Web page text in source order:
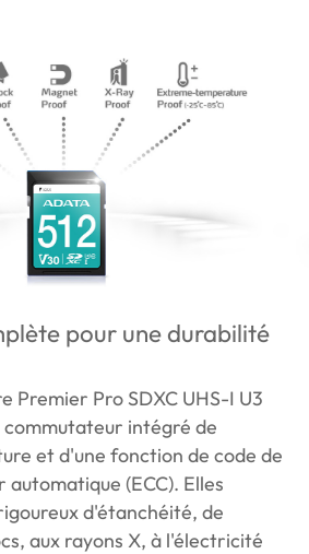
pour une durabilité
Premier Pro SDXC UHS-I U3
commutateur intégré de
et d'une fonction de code de
(ECC). Elles
d'étanchéité, de
aux rayons X, à l'électricité